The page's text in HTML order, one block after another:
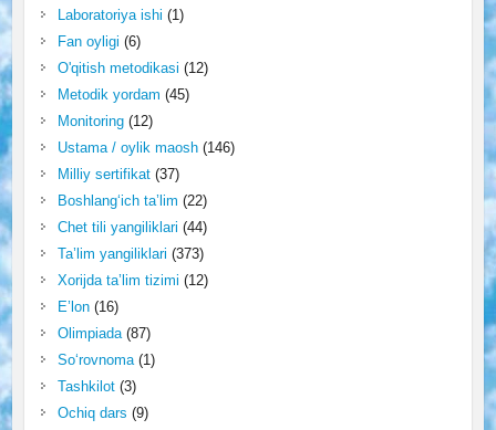
Laboratoriya ishi (1)
Fan oyligi (6)
O'qitish metodikasi (12)
Metodik yordam (45)
Monitoring(12)
Ustama / oylik maosh(146)
Milliy sertifikat(37)
Boshlang‘ich ta’lim (22)
Chet tili yangiliklari (44)
Ta’lim yangiliklari (373)
Xorijda ta’lim tizimi (12)
E’lon(16)
Olimpiada(87)
So‘rovnoma(1)
Tashkilot(3)
Ochiq dars (9)